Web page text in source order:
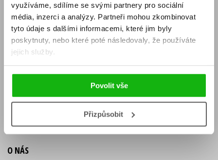
využíváme, sdílíme se svými partnery pro sociální
média, inzerci a analýzy. Partneři mohou zkombinovat
tyto údaje s dalšími informacemi, které jim byly
poskytnuty, nebo které poté následovaly, že používáte
jejich služby.
Povolit vše
Přizpůsobit
E-SHOP
Aktuality
Naši autoři
Obchodní podmínky
Jak nakoupit
Knižní novinky
Dárkové poukazy
Affiliate program
KONTAKTY
Sídlo společnosti
Kontakty Albatros Media
O NÁS